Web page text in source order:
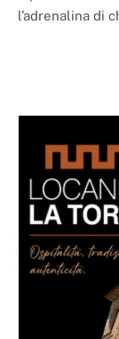
l’adrenalina di